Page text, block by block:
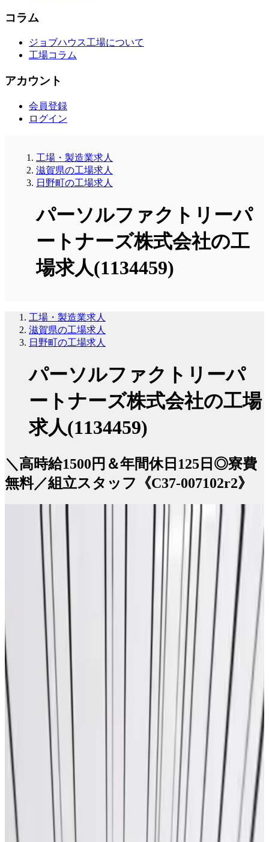
コラム
ジョブハウス工場について
工場コラム
アカウント
会員登録
ログイン
工場・製造業求人
滋賀県の工場求人
日野町の工場求人
パーソルファクトリーパ
ートナーズ株式会社の工
場求人(1134459)
工場・製造業求人
滋賀県の工場求人
日野町の工場求人
パーソルファクトリーパ
ートナーズ株式会社の工場
求人(1134459)
＼高時給1500円＆年間休日125日◎寮費
無料／組立スタッフ《C37-007102r2》